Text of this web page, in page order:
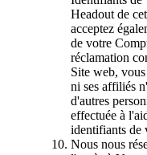
Headout de
acceptez
de votre
réclamation
Site web,
ni ses affiliés
d'autres
effectuée à
identifiants de
Nous nous